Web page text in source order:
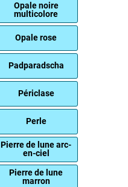
Opale noire
multicolore
Opale rose
Padparadscha
Périclase
Perle
Pierre de lune arc-
en-ciel
Pierre de lune
marron